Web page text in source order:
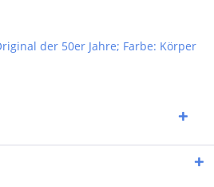
der 50er Jahre; Farbe: Körper